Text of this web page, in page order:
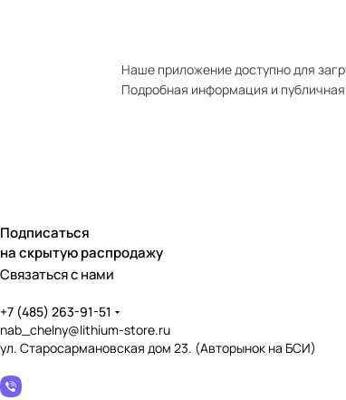
Наше приложение доступно для
Подробная информация и
Подписаться
на скрытую распродажу
Связаться с нами
+7 (485) 263-91-51
nab_chelny@lithium-store.ru
ул. Старосармановская дом 23. (Авторынок на БСИ)